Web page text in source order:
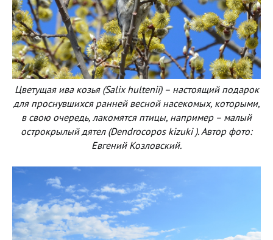
Цветущая ива козья (Salix hultenii) – настоящий подарок
для проснувшихся ранней весной насекомых, которыми,
в свою очередь, лакомятся птицы, например – малый
острокрылый дятел (Dendrocopos kizuki ). Автор фото:
Евгений Козловский.